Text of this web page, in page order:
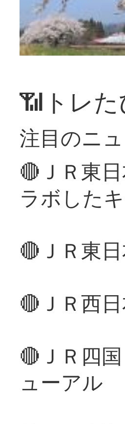
📶トレ
注目のニ
🔴ＪＲ東
ラボした
🔴ＪＲ東
🔴ＪＲ西
🔴ＪＲ四
ューアル